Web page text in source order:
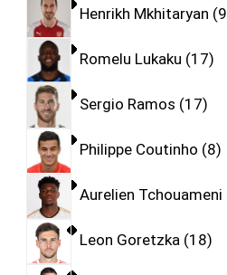
Henrikh Mkhitaryan 9
Romelu Lukaku 17
Sergio Ramos 17
Philippe Coutinho 8
Aurelien Tchouameni
Leon Goretzka 18